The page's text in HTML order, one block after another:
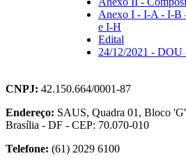
Anexo I - I-A - I-B
e I-H
Edital
24/12/2021 - DOU
CNPJ: 42.150.664/0001-87
Endereço: SAUS, Quadra 01, Bloco
Brasília - DF - CEP: 70.070-010
Telefone: (61) 2029 6100